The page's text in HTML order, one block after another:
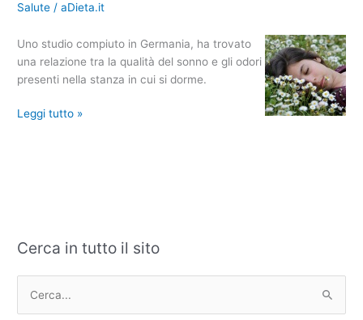
Salute /aDieta.it
Uno studio compiuto in Germania, ha trovato
una relazione tra la qualità del sonno e gli odori
presenti nella stanza in cui si dorme.
dormire
l’
aromaterapia
favorisce
sonno
Leggi tutto »
Cerca in tutto il sito
C
e
A
h